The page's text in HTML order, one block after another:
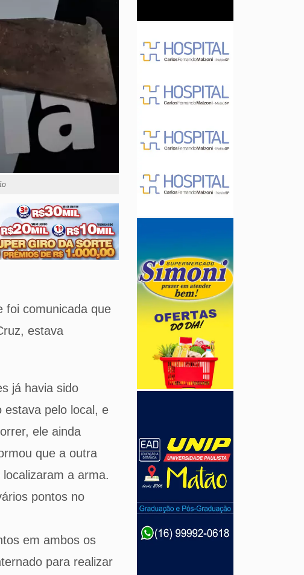
foi comunicada que
estava
já havia sido
estava pelo local, e
ele ainda
que a outra
a arma.
pontos no
em ambos os
para realizar